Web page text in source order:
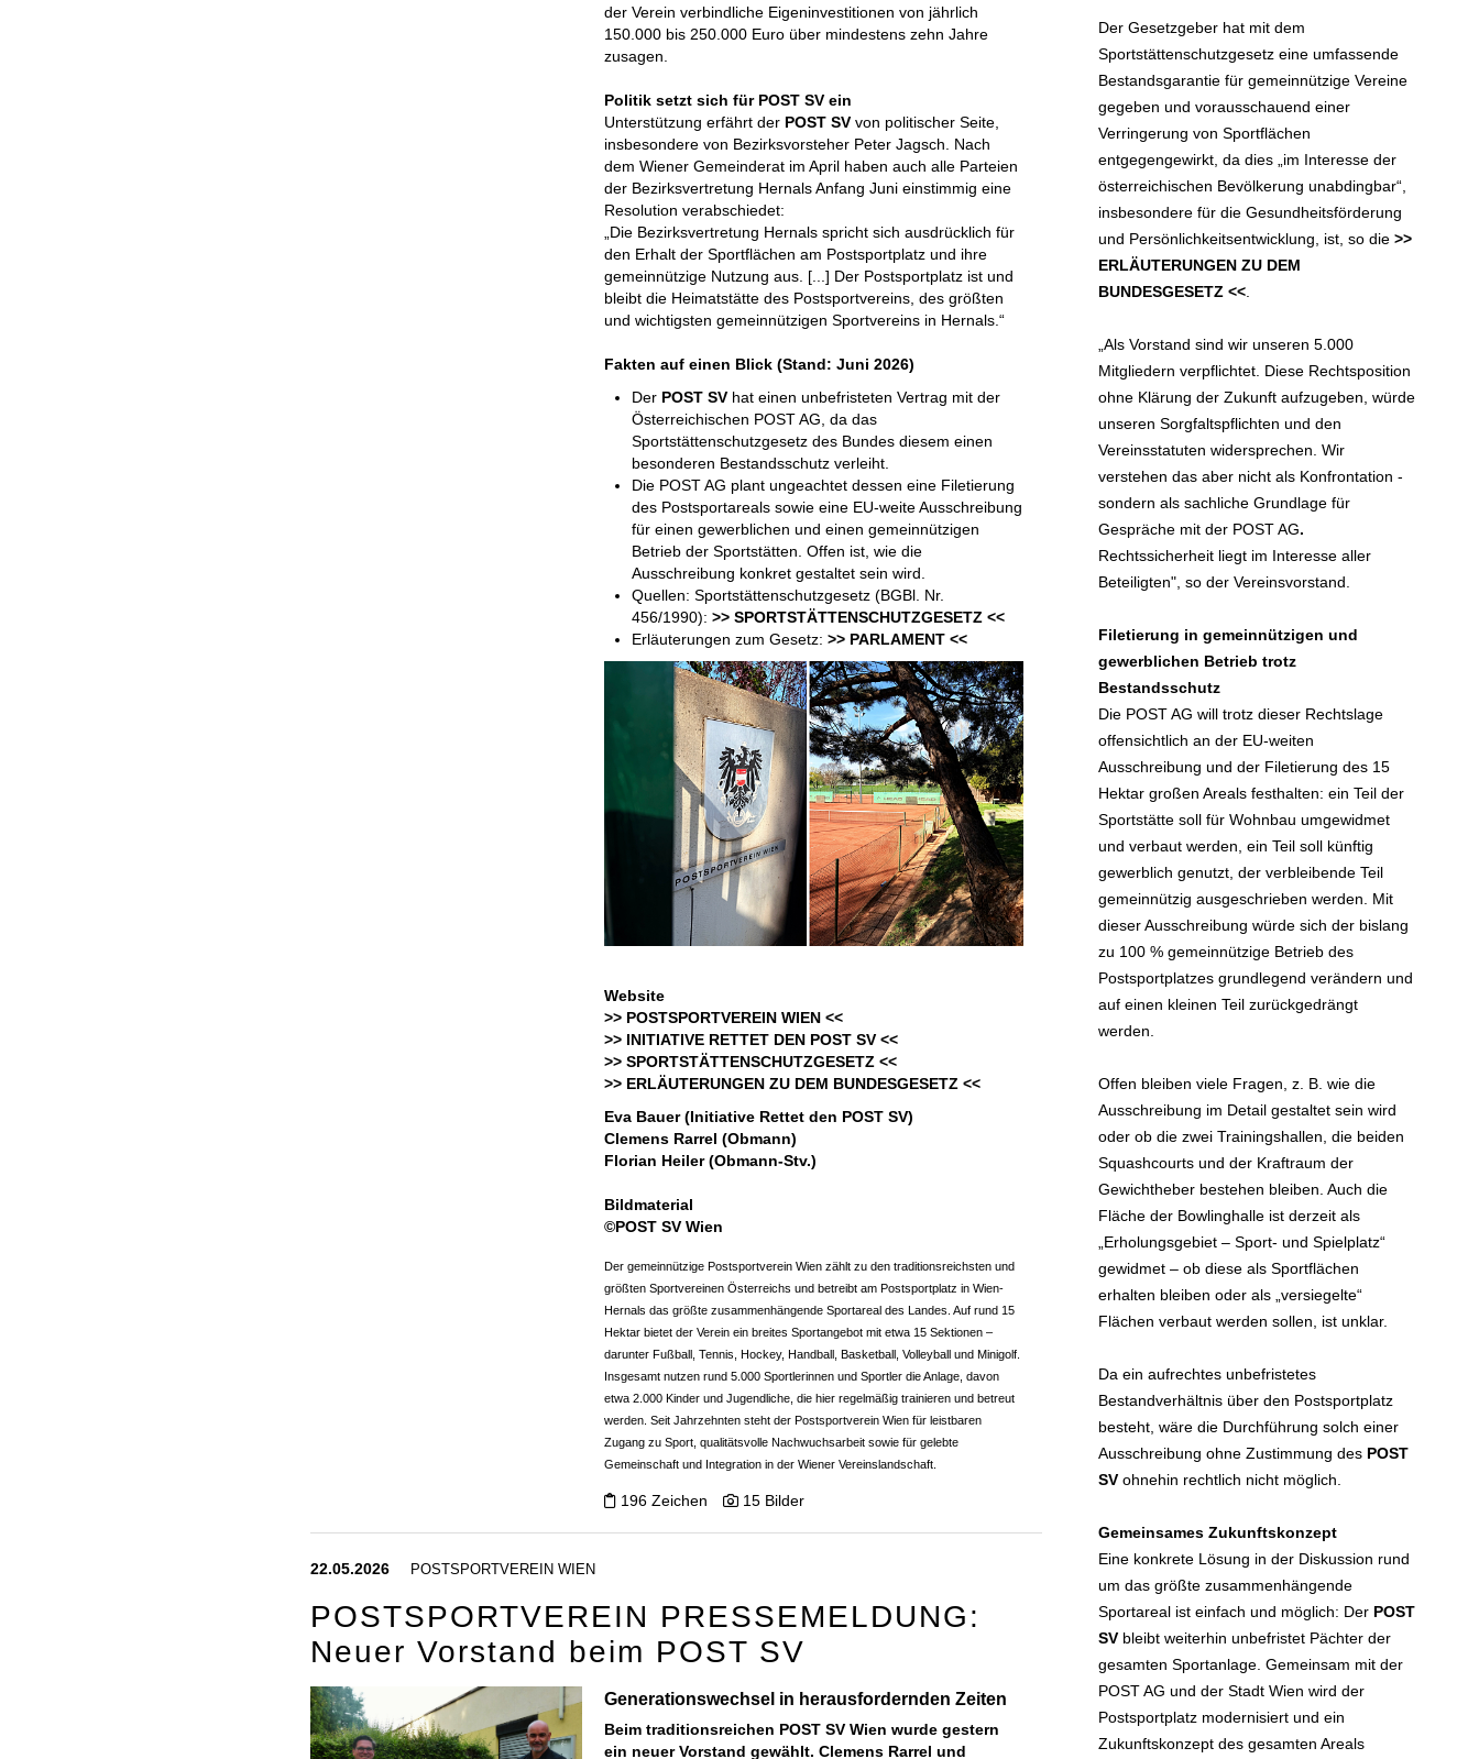
der Verein verbindliche Eigeninvestitionen von jährlich
150.000 bis 250.000 Euro über mindestens zehn Jahre
zusagen.
Politik setzt sich für POST SV ein
Unterstützung erfährt der POST SV von politischer Seite,
insbesondere von Bezirksvorsteher Peter Jagsch. Nach
dem Wiener Gemeinderat im April haben auch alle Parteien
der Bezirksvertretung Hernals Anfang Juni einstimmig eine
Resolution verabschiedet:
„Die Bezirksvertretung Hernals spricht sich ausdrücklich für
den Erhalt der Sportflächen am Postsportplatz und ihre
gemeinnützige Nutzung aus. [...] Der Postsportplatz ist und
bleibt die Heimatstätte des Postsportvereins, des größten
und wichtigsten gemeinnützigen Sportvereins in Hernals.“
Fakten auf einen Blick (Stand: Juni 2026)
Der POST SV hat einen unbefristeten Vertrag mit der
Österreichischen POST AG, da das
Sportstättenschutzgesetz des Bundes diesem einen
besonderen Bestandsschutz verleiht.
Die POST AG plant ungeachtet dessen eine Filetierung
des Postsportareals sowie eine EU-weite Ausschreibung
für einen gewerblichen und einen gemeinnützigen
Betrieb der Sportstätten. Offen ist, wie die
Ausschreibung konkret gestaltet sein wird.
Quellen: Sportstättenschutzgesetz (BGBl. Nr.
456/1990): >> SPORTSTÄTTENSCHUTZGESETZ <<
Erläuterungen zum Gesetz: >> PARLAMENT <<
Website
>> POSTSPORTVEREIN WIEN <<
>> INITIATIVE RETTET DEN POST SV <<
>> SPORTSTÄTTENSCHUTZGESETZ <<
>> ERLÄUTERUNGEN ZU DEM BUNDESGESETZ <<
Eva Bauer (Initiative Rettet den POST SV)
Clemens Rarrel (Obmann)
Florian Heiler (Obmann-Stv.)
Bildmaterial
©POST SV Wien
Der gemeinnützige Postsportverein Wien zählt zu den traditionsreichsten und
größten Sportvereinen Österreichs und betreibt am Postsportplatz in Wien-
Hernals das größte zusammenhängende Sportareal des Landes. Auf rund 15
Hektar bietet der Verein ein breites Sportangebot mit etwa 15 Sektionen –
darunter Fußball, Tennis, Hockey, Handball, Basketball, Volleyball und Minigolf.
Insgesamt nutzen rund 5.000 Sportlerinnen und Sportler die Anlage, davon
etwa 2.000 Kinder und Jugendliche, die hier regelmäßig trainieren und betreut
werden. Seit Jahrzehnten steht der Postsportverein Wien für leistbaren
Zugang zu Sport, qualitätsvolle Nachwuchsarbeit sowie für gelebte
Gemeinschaft und Integration in der Wiener Vereinslandschaft.
196 Zeichen 15 Bilder
22.05.2026 POSTSPORTVEREIN WIEN
POSTSPORTVEREIN PRESSEMELDUNG:
Neuer Vorstand beim POST SV
Generationswechsel in herausfordernden Zeiten
Beim traditionsreichen POST SV Wien wurde gestern
ein neuer Vorstand gewählt. Clemens Rarrel und
Der Gesetzgeber hat mit dem
Sportstättenschutzgesetz eine umfassende
Bestandsgarantie für gemeinnützige Vereine
gegeben und vorausschauend einer
Verringerung von Sportflächen
entgegengewirkt, da dies „im Interesse der
österreichischen Bevölkerung unabdingbar“,
insbesondere für die Gesundheitsförderung
und Persönlichkeitsentwicklung, ist, so die >>
ERLÄUTERUNGEN ZU DEM
BUNDESGESETZ <<.
„Als Vorstand sind wir unseren 5.000
Mitgliedern verpflichtet. Diese Rechtsposition
ohne Klärung der Zukunft aufzugeben, würde
unseren Sorgfaltspflichten und den
Vereinsstatuten widersprechen. Wir
verstehen das aber nicht als Konfrontation -
sondern als sachliche Grundlage für
Gespräche mit der POST AG.
Rechtssicherheit liegt im Interesse aller
Beteiligten", so der Vereinsvorstand.
Filetierung in gemeinnützigen und
gewerblichen Betrieb trotz
Bestandsschutz
Die POST AG will trotz dieser Rechtslage
offensichtlich an der EU-weiten
Ausschreibung und der Filetierung des 15
Hektar großen Areals festhalten: ein Teil der
Sportstätte soll für Wohnbau umgewidmet
und verbaut werden, ein Teil soll künftig
gewerblich genutzt, der verbleibende Teil
gemeinnützig ausgeschrieben werden. Mit
dieser Ausschreibung würde sich der bislang
zu 100 % gemeinnützige Betrieb des
Postsportplatzes grundlegend verändern und
auf einen kleinen Teil zurückgedrängt
werden.
Offen bleiben viele Fragen, z. B. wie die
Ausschreibung im Detail gestaltet sein wird
oder ob die zwei Trainingshallen, die beiden
Squashcourts und der Kraftraum der
Gewichtheber bestehen bleiben. Auch die
Fläche der Bowlinghalle ist derzeit als
„Erholungsgebiet – Sport- und Spielplatz“
gewidmet – ob diese als Sportflächen
erhalten bleiben oder als „versiegelte“
Flächen verbaut werden sollen, ist unklar.
Da ein aufrechtes unbefristetes
Bestandverhältnis über den Postsportplatz
besteht, wäre die Durchführung solch einer
Ausschreibung ohne Zustimmung des POST
SVohnehin rechtlich nicht möglich.
Gemeinsames Zukunftskonzept
Eine konkrete Lösung in der Diskussion rund
um das größte zusammenhängende
Sportareal ist einfach und möglich: DerPOST
SV bleibt weiterhin unbefristet Pächter der
gesamten Sportanlage. Gemeinsam mit der
POST AG und der Stadt Wien wird der
Postsportplatz modernisiert und ein
Zukunftskonzept des gesamten Areals